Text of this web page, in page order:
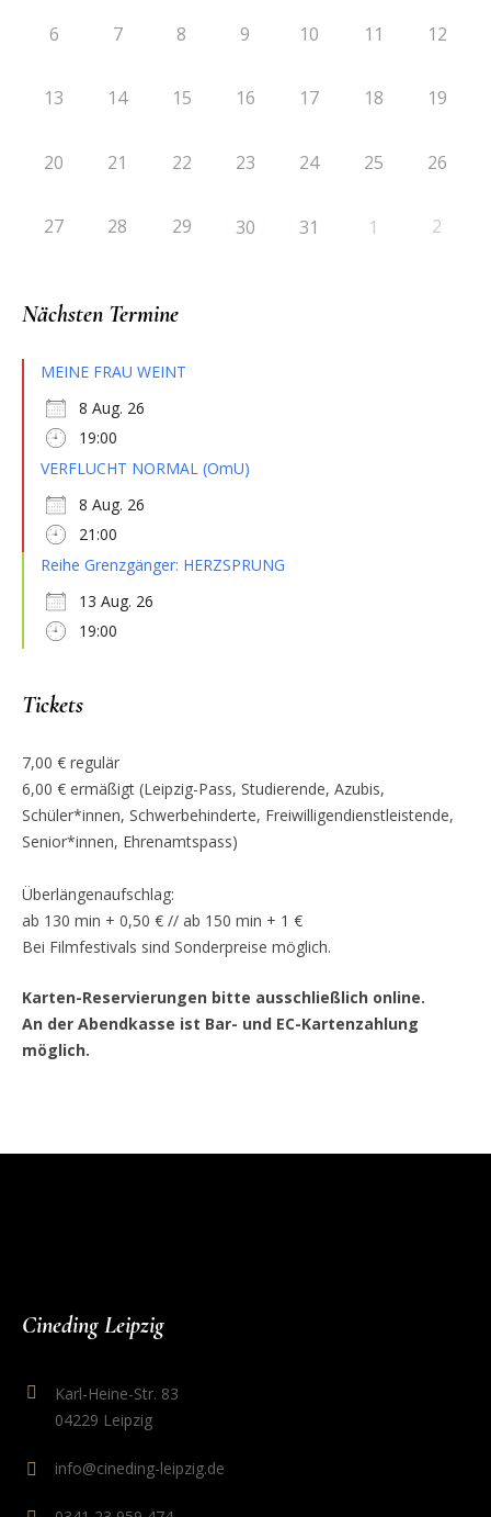
6 7 8 9 10 11 12
13 14 15 16 17 18 19
20 21 22 23 24 25 26
27 28 29 30 31 1 2
Nächsten Termine
MEINE FRAU WEINT
8 Aug. 26
19:00
VERFLUCHT NORMAL (OmU)
8 Aug. 26
21:00
Reihe Grenzgänger: HERZSPRUNG
13 Aug. 26
19:00
Tickets
7,00 € regulär
6,00 € ermäßigt (Leipzig-Pass, Studierende, Azubis,
Schüler*innen, Schwerbehinderte, Freiwilligendienstleistende,
Senior*innen, Ehrenamtspass)
Überlängenaufschlag:
ab 130 min + 0,50 € // ab 150 min + 1 €
Bei Filmfestivals sind Sonderpreise möglich.
Karten-Reservierungen bitte ausschließlich online.
An der Abendkasse ist Bar- und EC-Kartenzahlung
möglich.
Cineding Leipzig
Karl-Heine-Str. 83
04229 Leipzig
info@cineding-leipzig.de